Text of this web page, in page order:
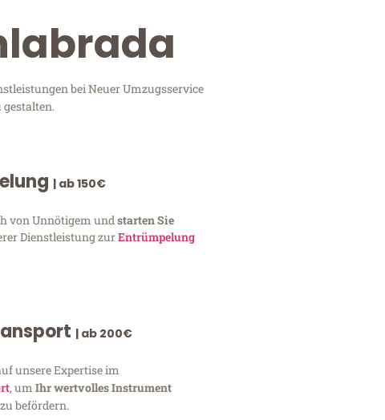
bei Neuer Umzugsservice
| ab 150€
von Unnötigem und starten Sie
Dienstleistung zurEntrümpelung
| ab 200€
unsere Expertise im
, um Ihr wertvolles Instrument
befördern.